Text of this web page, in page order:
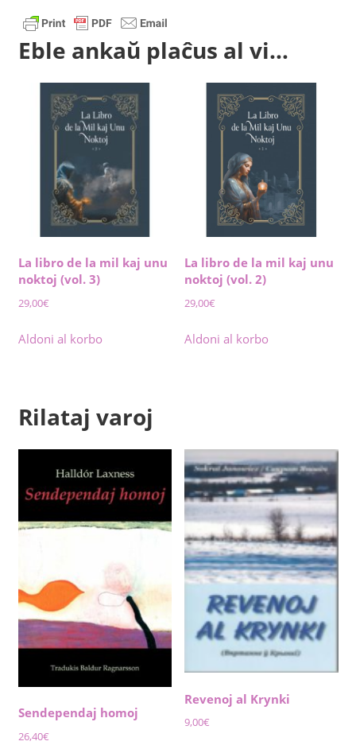
Eble ankaŭ plaĉus al vi…
La libro de la mil kaj unu
noktoj (vol. 3)
29,00€
Aldoni al korbo
La libro de la mil kaj unu
noktoj (vol. 2)
29,00€
Aldoni al korbo
Rilataj varoj
Sendependaj homoj
26,40€
Revenoj al Krynki
9,00€